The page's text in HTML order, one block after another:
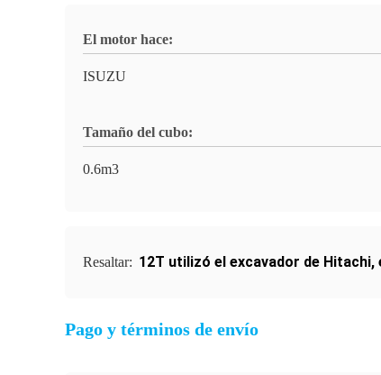
El motor hace:
ISUZU
Tamaño del cubo:
0.6m3
Resaltar: 12T utilizó el excavador de Hitachi,
Pago y términos de envío